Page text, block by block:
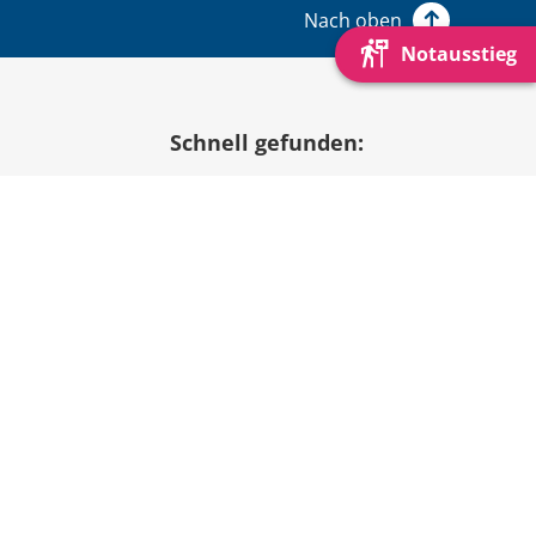
Nach oben
Schnell gefunden:
Notausstieg